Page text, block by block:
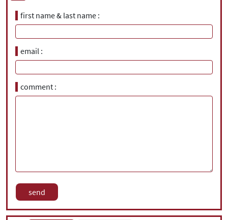
first name & last name
email
comment